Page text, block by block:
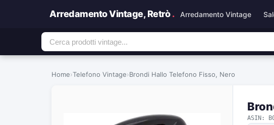
Arredamento Vintage, Retrò. Arredamento Vintage
Home›Telefono Vintage›Brondi Hallo Telefono Fisso, Nero
ASIN: